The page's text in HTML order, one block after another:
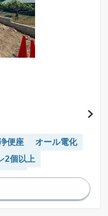
ために必要な相当の期間の
たかどうかにより結論を出
いくプランが出来ず、建築請
かかった代金（土地代金、
」で統一しています。
物価格」と「土地価格」の
る費用を表示しています。
をしていただくようにお願い
便座
オール電化
2個以上
チン